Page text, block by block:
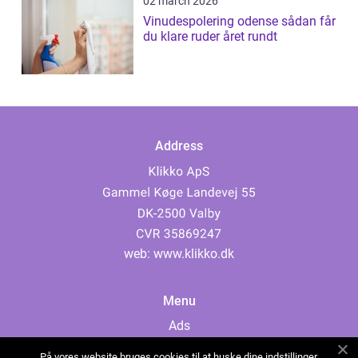
Vinudespolering odense sådan får
du klare ruder året rundt
Address
web: www.klikko.dk
Menu
Ads